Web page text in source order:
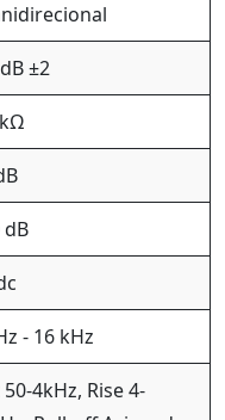
±2
dB
- 16 kHz
50-4kHz, Rise 4-